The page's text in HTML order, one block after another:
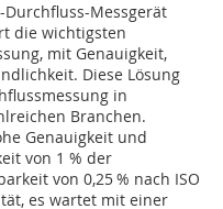
Messgerät
die wichtigsten
mit Genauigkeit,
Diese Lösung
in
Branchen.
Genauigkeit und
von 1 % der
von 0,25 % nach ISO
es wartet mit einer